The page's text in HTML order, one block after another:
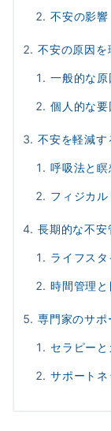
不安の影響
不安の原因を
一般的な原
個人的な要
不安を軽減す
呼吸法と瞑
フィジカル
長期的な不安
ライフス
時間管理と
専門家のサポ
セラピー
サポート